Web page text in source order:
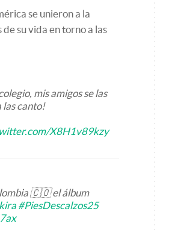
se unieron a la
su vida en torno a las
mis amigos se las
las canto!
X8H1v89kzy
🇨🇴 el álbum
#PiesDescalzos25